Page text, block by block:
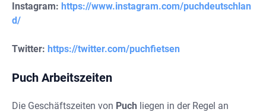
Instagram: https://www.instagram.com/puchdeutschlan
d/
Twitter: https://twitter.com/puchfietsen
Puch Arbeitszeiten
Die Geschäftszeiten von Puch liegen in der Regel an